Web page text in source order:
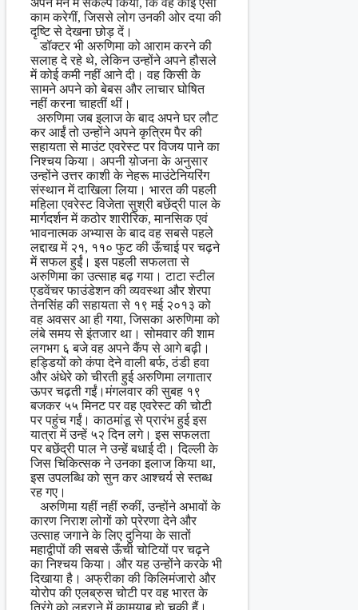
अपने मन में संकल्प किया, कि वह कोई ऐसा
काम करेगीं, जिससे लोग उनकी ओर दया की
दृष्टि से देखना छोड़ दें।
डॉक्टर भी अरुणिमा को आराम करने की
सलाह दे रहे थे, लेकिन उन्होंने अपने हौसले
में कोई कमी नहीं आने दी। वह किसी के
सामने अपने को बेबस और लाचार घोषित
नहीं करना चाहतीं थीं।
अरुणिमा जब इलाज के बाद अपने घर लौट
कर आईं तो उन्होंने अपने कृत्रिम पैर की
सहायता से माउंट एवरेस्ट पर विजय पाने का
निश्चय किया। अपनी य़ोजना के अनुसार
उन्होंने उत्तर काशी के नेहरू माउंटेनियरिंग
संस्थान में दाखिला लिया। भारत की पहली
महिला एवरेस्ट विजेता सुश्री बछेंद्री पाल के
मार्गदर्शन में कठोर शारीरिक, मानसिक एवं
भावनात्मक अभ्यास के बाद वह सबसे पहले
लद्दाख में २१, ११० फुट की ऊँचाई पर चढ़ने
में सफल हुईं। इस पहली सफलता से
अरुणिमा का उत्साह बढ़ गया। टाटा स्टील
एडवेंचर फाउंडेशन की व्यवस्था और शेरपा
तेनसिंह की सहायता से १९ मई २०१३ को
वह अवसर आ ही गया, जिसका अरुणिमा को
लंबे समय से इंतजार था। सोमवार की शाम
लगभग ६ बजे वह अपने कैंप से आगे बढ़ी।
हड्डियों को कंपा देने वाली बर्फ, ठंडी हवा
और अंधेरे को चीरती हुई अरुणिमा लगातार
ऊपर चढ़ती गईं।मंगलवार की सुबह १९
बजकर ५५ मिनट पर वह एवरेस्ट की चोटी
पर पहुंच गईं। काठमांडू से प्रारंभ हुई इस
यात्रा में उन्हें ५२ दिन लगे। इस सफलता
पर बछेंद्री पाल ने उन्हें बधाई दी। दिल्ली के
जिस चिकित्सक ने उनका इलाज किया था,
इस उपलब्धि को सुन कर आश्चर्य से स्तब्ध
रह गए।
अरुणिमा यहीं नहीं रुकीं, उन्होंने अभावों के
कारण निराश लोगों को प्रेरणा देने और
उत्साह जगाने के लिए दुनिया के सातों
महाद्वीपों की सबसे ऊँची चोटियों पर चढ़ने
का निश्चय किया। और यह उन्होंने करके भी
दिखाया है। अफ्रीका की किलिमंजारो और
योरोप की एलब्रुस चोटी पर वह भारत के